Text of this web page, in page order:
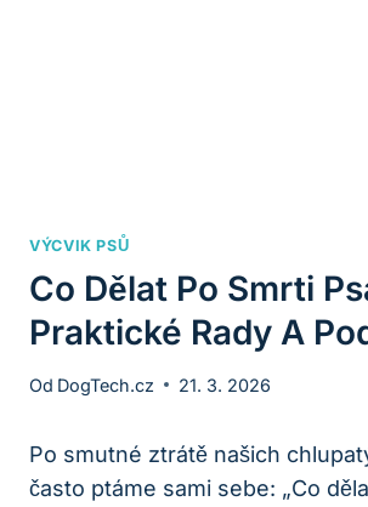
VÝCVIK PSŮ
Co Dělat Po Smrti
Praktické Rady A
Od DogTech.cz 21. 3. 2026
Po smutné ztrátě našich
často ptáme sami sebe: „Co